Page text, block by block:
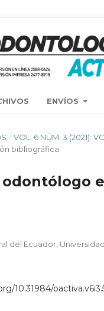
ENVÍOS
/ VOL. 6 NÚM. 3 (2021):
bibliográfica
del Ecuador,
10.31984/